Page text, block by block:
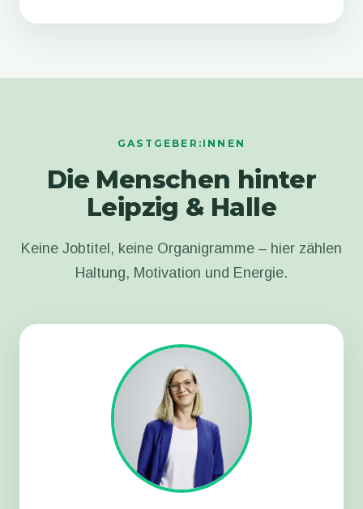
GASTGEBER:INNEN
Die Menschen hinter
Leipzig & Halle
Keine Jobtitel, keine Organigramme – hier zählen
Haltung, Motivation und Energie.